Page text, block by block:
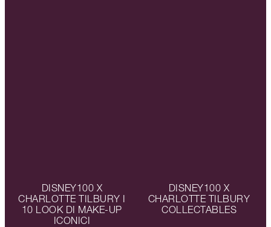
DISNEY100 X
CHARLOTTE TILBURY I
10 LOOK DI MAKE-UP
ICONICI
DISNEY100 X
CHARLOTTE TILBURY
COLLECTABLES